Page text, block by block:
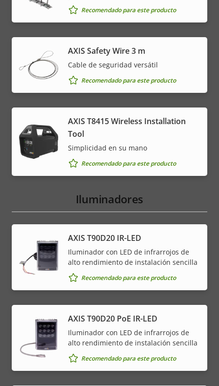
Recomendado para este producto
AXIS Safety Wire 3 m
Cable de seguridad versátil
Recomendado para este producto
AXIS T8415 Wireless Installation
Tool
Simplicidad en su mano
Recomendado para este producto
Iluminadores
AXIS T90D20 IR-LED
Iluminador con LED de infrarrojos de
alto rendimiento de instalación sencilla
Recomendado para este producto
AXIS T90D20 PoE IR-LED
Iluminador con LED de infrarrojos de
alto rendimiento de instalación sencilla
Recomendado para este producto